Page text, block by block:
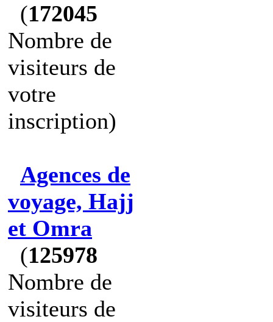
(172045
Nombre de
visiteurs de
votre
inscription)
Agences de
voyage, Hajj
et Omra
(125978
Nombre de
visiteurs de